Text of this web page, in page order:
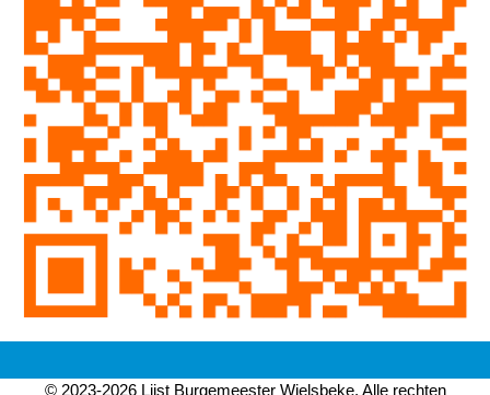
© 2023-2026 Lijst Burgemeester Wielsbeke. Alle rechten